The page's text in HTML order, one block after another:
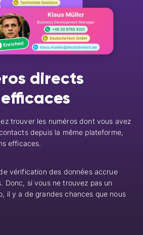
directs
trouver les numéros dont vous avez
depuis la même plateforme,
efficaces.
vérification des données accrue
Donc, si vous ne trouvez pas un
il y a de grandes chances que nous